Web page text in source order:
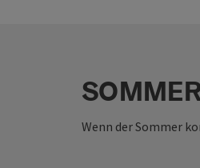
Wenn der Sommer